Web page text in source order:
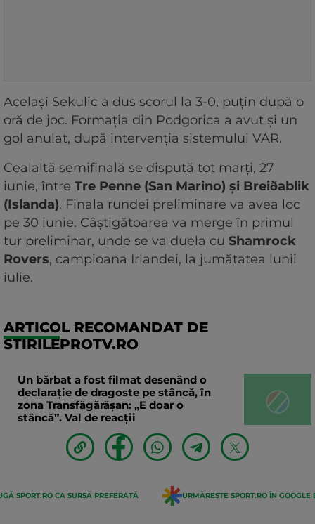
Același Sekulic a dus scorul la 3-0, puțin după o
oră de joc. Formația din Podgorica a avut și un
gol anulat, după intervenția sistemului VAR.
Cealaltă semifinală se dispută tot marți, 27
iunie, între Tre Penne (San Marino) și Breiðablik
(Islanda). Finala rundei preliminare va avea loc
pe 30 iunie. Câștigătoarea va merge în primul
tur preliminar, unde se va duela cu Shamrock
Rovers, campioana Irlandei, la jumătatea lunii
iulie.
ARTICOL RECOMANDAT DE
STIRILEPROTV.RO
Un bărbat a fost filmat desenând o
declaraţie de dragoste pe stâncă, în
zona Transfăgărăşan: „E doar o
stâncă”. Val de reacții
SPORT.RO CA SURSĂ PREFERATĂ URMĂREȘTE SPORT.RO ÎN GOOGLE